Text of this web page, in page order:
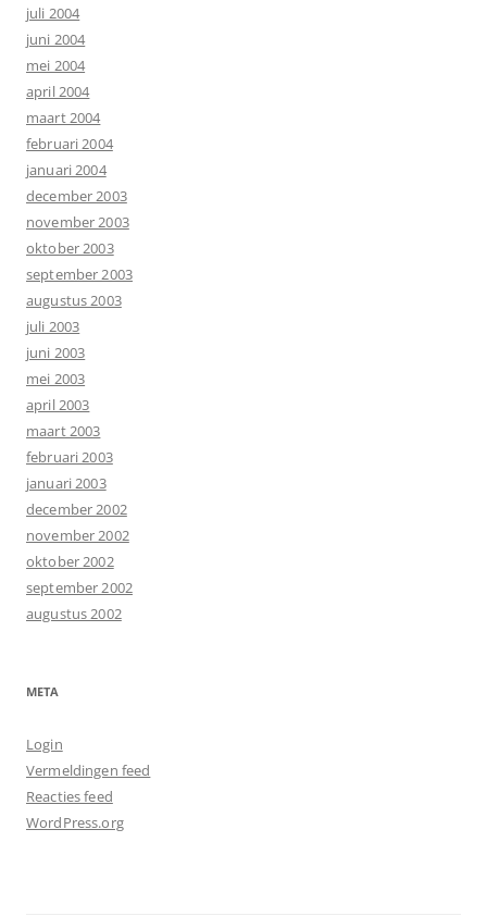
juli 2004
juni 2004
mei 2004
april 2004
maart 2004
februari 2004
januari 2004
december 2003
november 2003
oktober 2003
september 2003
augustus 2003
juli 2003
juni 2003
mei 2003
april 2003
maart 2003
februari 2003
januari 2003
december 2002
november 2002
oktober 2002
september 2002
augustus 2002
META
Login
Vermeldingen feed
Reacties feed
WordPress.org